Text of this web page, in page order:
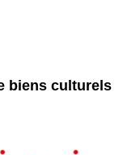
biens culturels